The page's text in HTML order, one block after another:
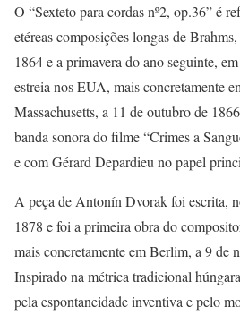
O “Sexteto para cordas nº2, op.36” é
etéreas composições longas de
1864 e a primavera do ano seguinte,
estreia nos EUA, mais concretamente
Massachusetts, a 11 de outubro de
banda sonora do filme “Crimes a
e com Gérard Depardieu no papel
A peça de Antonín Dvorak foi escrita,
1878 e foi a primeira obra do
mais concretamente em Berlim, a 9 de
Inspirado na métrica tradicional
pela espontaneidade inventiva e pelo